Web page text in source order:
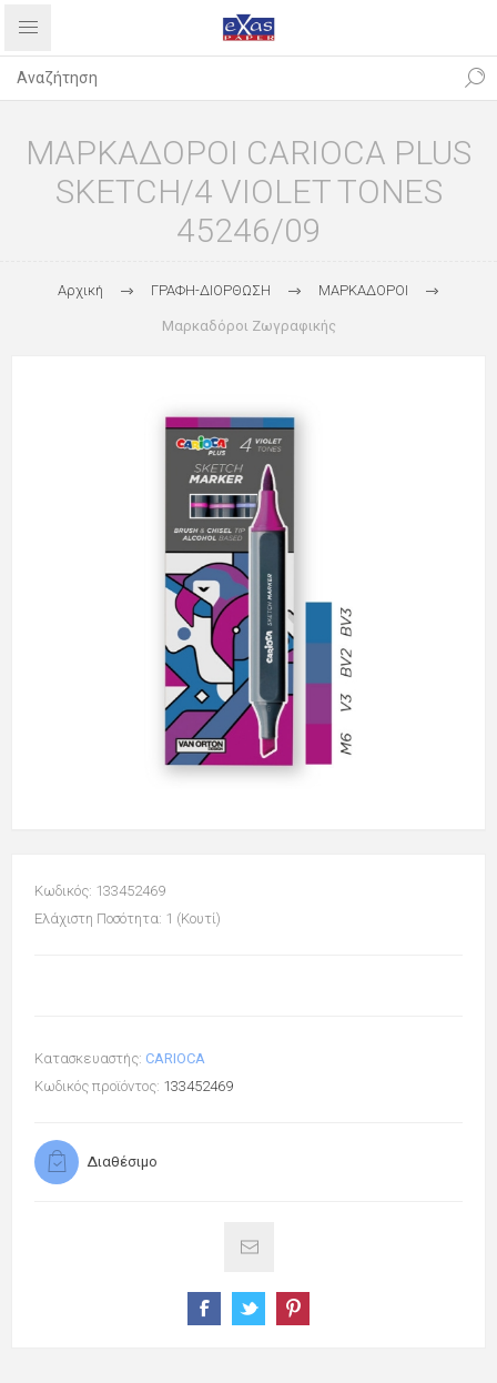
ΜΑΡΚΑΔΟΡΟΙ CARIOCA PLUS
SKETCH/4 VIOLET TONES
45246/09
Αρχική ΓΡΑΦΗ-ΔΙΟΡΘΩΣΗ ΜΑΡΚΑΔΟΡΟΙ
Μαρκαδόροι Ζωγραφικής
Κωδικός: 133452469
Ελάχιστη Ποσότητα: 1 (Κουτί)
Κατασκευαστής: CARIOCA
Κωδικός προϊόντος: 133452469
Διαθέσιμο